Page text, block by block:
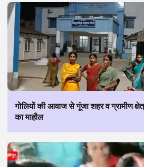
गोलियों की आवाज से गूंजा शहर व ग्रामीण
का माहौल